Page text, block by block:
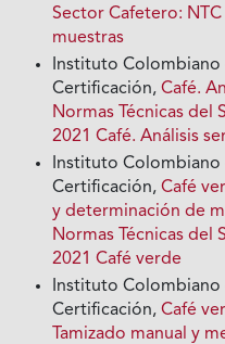
Sector Cafetero:
muestras
Instituto Colombiano
Certificación,Café.
Normas Técnicas del
2021 Café. Análisis
Instituto Colombiano
Certificación,Café
y determinación de
Normas Técnicas del
2021 Café verde
Instituto Colombiano
Certificación,Café
Tamizado manual y